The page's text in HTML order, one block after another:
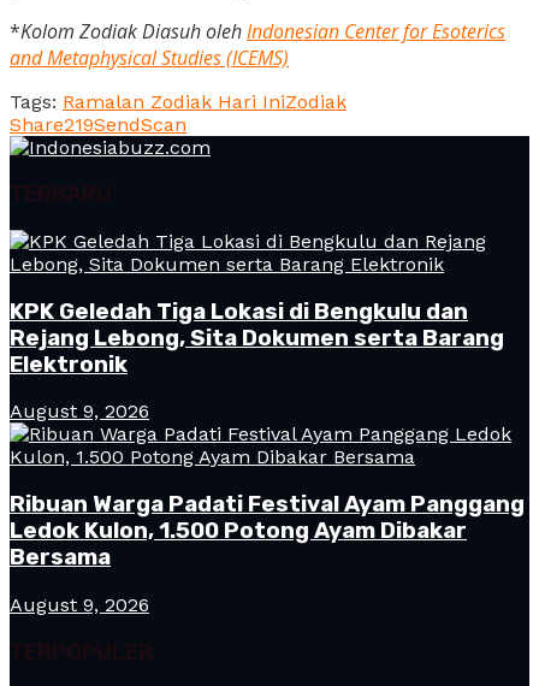
*Kolom Zodiak Diasuh olehIndonesian Center for Esoterics
and Metaphysical Studies (ICEMS)
Tags: Ramalan Zodiak Hari IniZodiak
Share219SendScan
TERBARU
KPK Geledah Tiga Lokasi di Bengkulu dan
Rejang Lebong, Sita Dokumen serta Barang
Elektronik
August 9, 2026
Ribuan Warga Padati Festival Ayam Panggang
Ledok Kulon, 1.500 Potong Ayam Dibakar
Bersama
August 9, 2026
TERPOPULER